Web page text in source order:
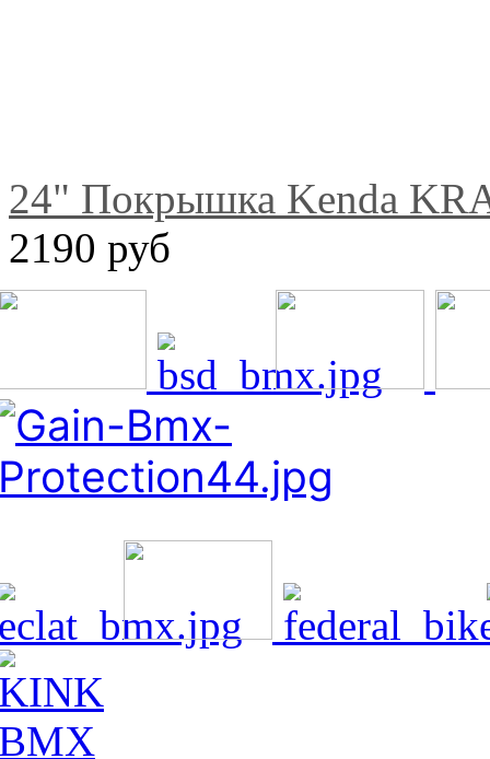
24" Покрышка Kenda
2190 руб